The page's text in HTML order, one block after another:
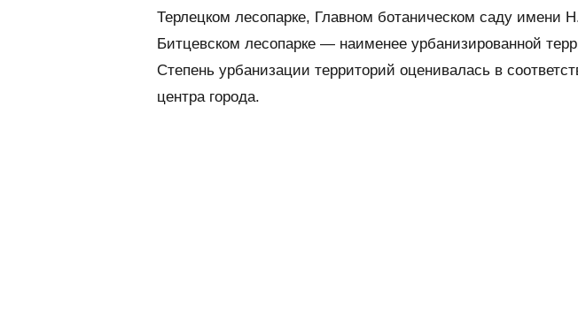
Терлецком лесопарке, Главном ботаническом саду
Битцевском лесопарке — наименее урбанизированной
Степень урбанизации территорий оценивалась в
центра города.